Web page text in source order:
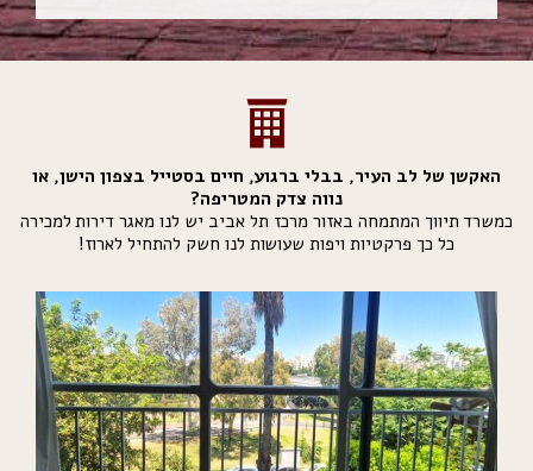
האקשן של לב העיר, בבלי ברגוע, חיים בסטייל בצפון הישן, או
נווה צדק המטריפה?
כמשרד תיווך המתמחה באזור מרכז תל אביב יש לנו מאגר דירות למכירה
כל כך פרקטיות ויפות שעושות לנו חשק להתחיל לארוז!